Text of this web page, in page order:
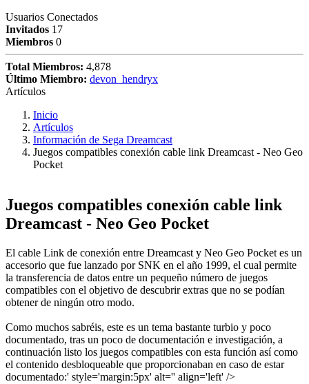
Usuarios Conectados
Invitados 17
Miembros 0
Total Miembros: 4,878
Último Miembro: devon_hendryx
Artículos
Inicio
Artículos
Información de Sega Dreamcast
Juegos compatibles conexión cable link Dreamcast - Neo Geo
Pocket
Juegos compatibles conexión cable link
Dreamcast - Neo Geo Pocket
El cable Link de conexión entre Dreamcast y Neo Geo Pocket es un
accesorio que fue lanzado por SNK en el año 1999, el cual permite
la transferencia de datos entre un pequeño número de juegos
compatibles con el objetivo de descubrir extras que no se podían
obtener de ningún otro modo.
Como muchos sabréis, este es un tema bastante turbio y poco
documentado, tras un poco de documentación e investigación, a
continuación listo los juegos compatibles con esta función así como
el contenido desbloqueable que proporcionaban en caso de estar
documentado:' style='margin:5px' alt='' align='left' />